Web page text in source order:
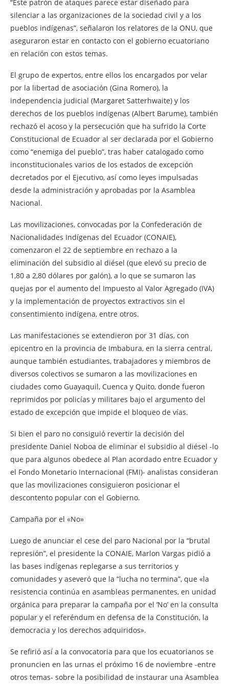
“Este patrón de ataques parece estar diseñado para
silenciar a las organizaciones de la sociedad civil y a los
pueblos indígenas”, señalaron los relatores de la ONU, que
aseguraron estar en contacto con el gobierno ecuatoriano
en relación con estos temas.
El grupo de expertos, entre ellos los encargados por velar
por la libertad de asociación (Gina Romero), la
independencia judicial (Margaret Satterhwaite) y los
derechos de los pueblos indígenas (Albert Barume), también
rechazó el acoso y la persecución que ha sufrido la Corte
Constitucional de Ecuador al ser declarada por el Gobierno
como “enemiga del pueblo”, tras haber catalogado como
inconstitucionales varios de los estados de excepción
decretados por el Ejecutivo, así como leyes impulsadas
desde la administración y aprobadas por la Asamblea
Nacional.
Las movilizaciones, convocadas por la Confederación de
Nacionalidades Indígenas del Ecuador (CONAIE),
comenzaron el 22 de septiembre en rechazo a la
eliminación del subsidio al diésel (que elevó su precio de
1,80 a 2,80 dólares por galón), a lo que se sumaron las
quejas por el aumento del Impuesto al Valor Agregado (IVA)
y la implementación de proyectos extractivos sin el
consentimiento indígena, entre otros.
Las manifestaciones se extendieron por 31 días, con
epicentro en la provincia de Imbabura, en la sierra central,
aunque también estudiantes, trabajadores y miembros de
diversos colectivos se sumaron a las movilizaciones en
ciudades como Guayaquil, Cuenca y Quito, donde fueron
reprimidos por policías y militares bajo el argumento del
estado de excepción que impide el bloqueo de vías.
Si bien el paro no consiguió revertir la decisión del
presidente Daniel Noboa de eliminar el subsidio al diésel -lo
que para algunos obedece al Plan acordado entre Ecuador y
el Fondo Monetario Internacional (FMI)- analistas consideran
que las movilizaciones consiguieron posicionar el
descontento popular con el Gobierno.
Campaña por el «No»
Luego de anunciar el cese del paro Nacional por la “brutal
represión”, el presidente la CONAIE, Marlon Vargas pidió a
las bases indígenas replegarse a sus territorios y
comunidades y aseveró que la “lucha no termina”, que «la
resistencia continúa en asambleas permanentes, en unidad
orgánica para preparar la campaña por el ‘No’ en la consulta
popular y el referéndum en defensa de la Constitución, la
democracia y los derechos adquiridos».
Se refirió así a la convocatoria para que los ecuatorianos se
pronuncien en las urnas el próximo 16 de noviembre -entre
otros temas- sobre la posibilidad de instaurar una Asamblea